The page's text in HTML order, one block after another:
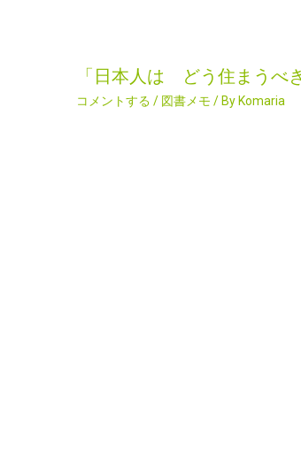
「日本人は どう住まうべ
コメントする / 図書メモ / By Komaria